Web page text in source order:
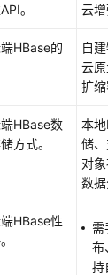
。
云增
HBase的
自
云
扩缩
HBase数
方式。
本
储
对
数据
HBase性
需
布
持